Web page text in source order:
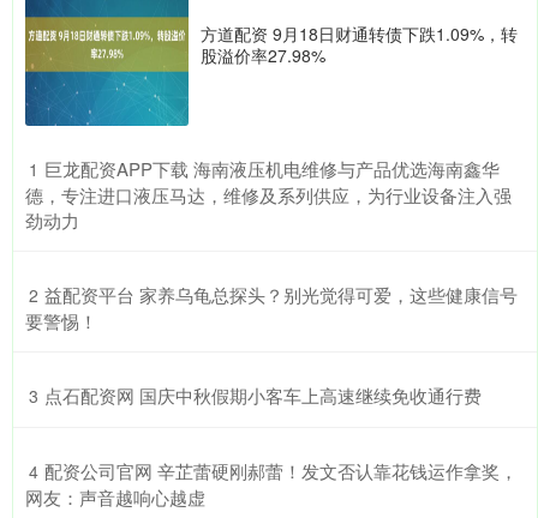
方道配资 9月18日财通转债下跌1.09%，转
股溢价率27.98%
1 ​巨龙配资APP下载 海南液压机电维修与产品优选海南鑫华
德，专注进口液压马达，维修及系列供应，为行业设备注入强
劲动力
2 ​益配资平台 家养乌龟总探头？别光觉得可爱，这些健康信号
要警惕！
3 ​点石配资网 国庆中秋假期小客车上高速继续免收通行费
4 ​配资公司官网 辛芷蕾硬刚郝蕾！发文否认靠花钱运作拿奖，
网友：声音越响心越虚